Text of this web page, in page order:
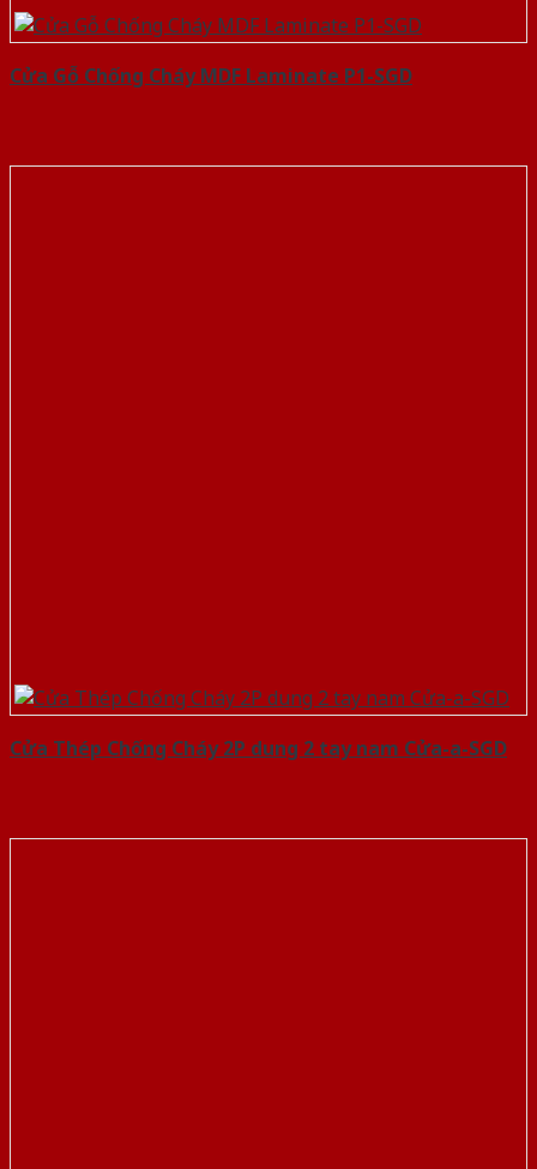
Cửa Gỗ Chống Cháy MDF Laminate P1-SGD
Cửa Thép Chống Cháy 2P dung 2 tay nam Cửa-a-SGD